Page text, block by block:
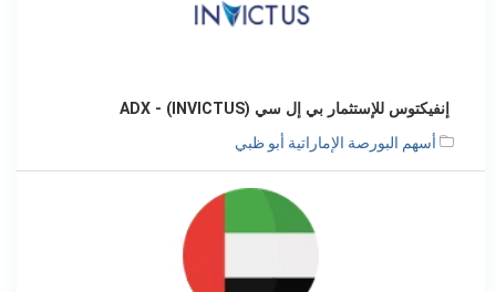
إنفيكتوس للإستثمار بي إل سي (INVICTUS) - ADX
أسهم البورصة الإماراتية أبو ظبي